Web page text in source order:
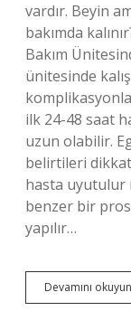
vardır. Beyin
bakımda
Bakım
ünitesinde
ilk 24-48 saat
uzun olabilir.
belirtileri
hasta uyutulur
benzer bir
yapılır…
Devamını okuyun